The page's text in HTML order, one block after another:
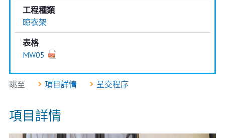
工程種類
晾衣架
表格
MW05
跳至 項目詳情 呈交程序
項目詳情